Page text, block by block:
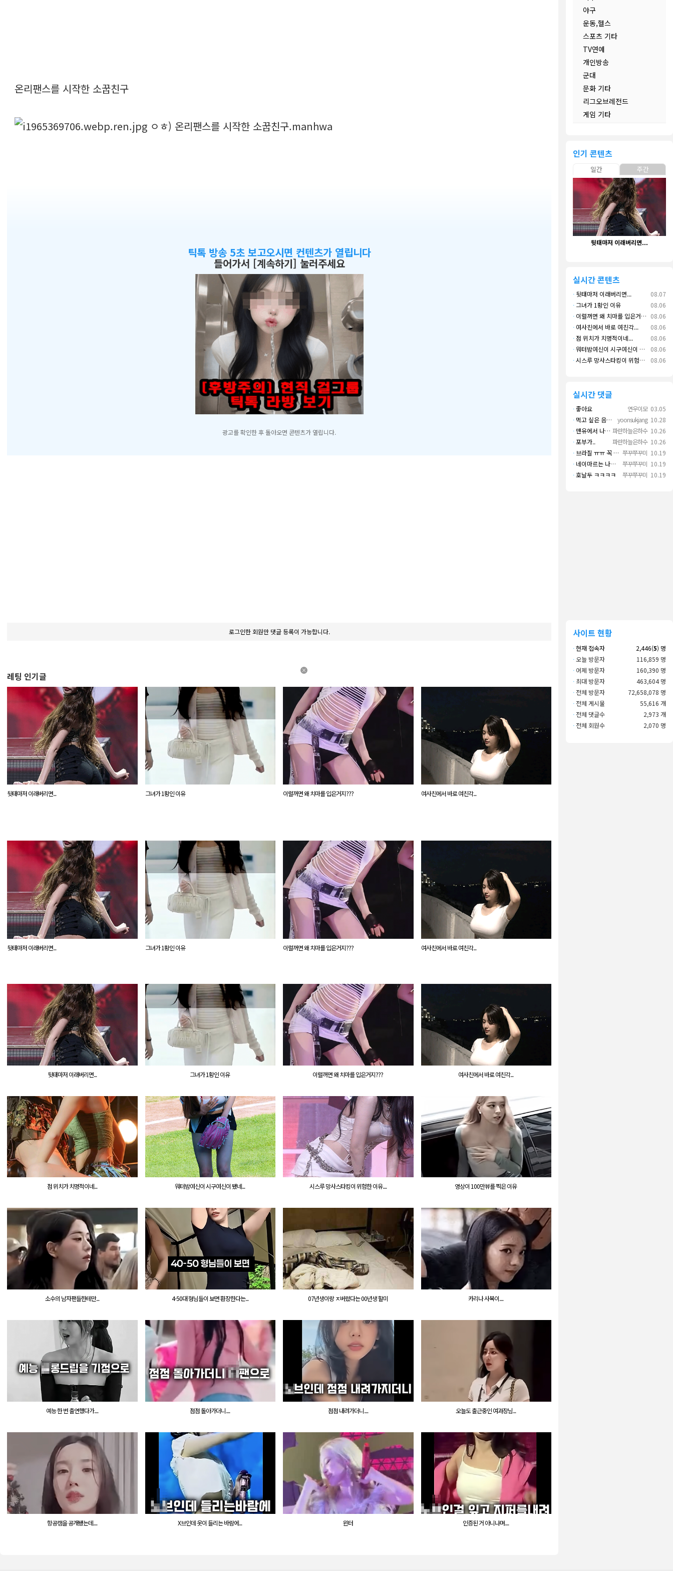
×
온리팬스를 시작한 소꿉친구
틱톡 방송 5초 보고오시면 컨텐츠가 열립니다
들어가서 [계속하기] 눌러주세요
광고를 확인한 후 돌아오면 콘텐츠가 열립니다.
로그인한 회원만 댓글 등록이 가능합니다.
레팅 인기글
뒷태마저 이래버리면... 그녀가 1황인 이유 이럴꺼면 왜 치마를 입은거지??? 여사친에서 바로 여친각...
뒷태마저 이래버리면... 그녀가 1황인 이유 이럴꺼면 왜 치마를 입은거지??? 여사친에서 바로 여친각...
뒷태마저 이래버리면... 그녀가 1황인 이유 이럴꺼면 왜 치마를 입은거지??? 여사친에서 바로 여친각...
점 위치가 치명적이네... 워터밤여신이 시구여신이 됐네... 시스루 망사스타킹이 위험한 이유.... 영상이 100만뷰를 찍은 이유
소수의 남자팬들한테만... 4-50대 형님들이 보면 환장한다는... 07년생이랑 ㅈ버렸다는 00년생 할미 카리나 사복이....
예능 한 번 출연했다가.... 점점 돌아가더니.... 점점 내려가더니.... 오늘도 출근중인 여과장님...
항공캠을 공개됐는데.... X브인데 옷이 들리는 바람에... 윈터 인증된 거 아니냐며....
야구
운동,헬스
스포츠 기타
TV연예
개인방송
군대
문화 기타
리그오브레전드
게임 기타
인기 콘텐츠
일간 주간
뒷태마저 이래버리면...
실시간 콘텐츠
08.07
· 뒷태마저 이래버리면...
08.06
· 그녀가 1황인 이유
08.06
· 이럴꺼면 왜 치마를 입은거지???
08.06
· 여사친에서 바로 여친각...
08.06
·점 위치가 치명적이네...
08.06
·워터밤여신이 시구여신이 됐네...
08.06
·시스루 망사스타킹이 위험한 이유....
실시간 댓글
연우이모 03.05
·좋아요
yoonsukjang 10.28
· 먹고 싶은 음식 실컷 먹고 그 영상으로 떼 돈도 버네 ㄷㄷ. 하고 싶은 것만 하고 부자되네.
파란하늘은하수 10.26
· 맨유에서 나왔으면 좋겠다
파란하늘은하수 10.26
·포부가..
쭈꾸쭈꾸미 10.19
· 브라질 ㅠㅠ 꼭 나오길..
쭈꾸쭈꾸미 10.19
· 네이마르는 나가면 음바페만 좋겠네
쭈꾸쭈꾸미 10.19
·호날두 ㅋㅋㅋㅋ
사이트 현황
·현재 접속자 2,446(5) 명
·오늘 방문자
116,859 명
· 어제 방문자
160,390 명
· 최대 방문자
463,604 명
· 전체 방문자
72,658,078 명
· 전체 게시물
55,616 개
· 전체 댓글수
2,973 개
· 전체 회원수 2,070 명